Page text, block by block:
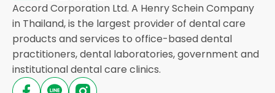
Accord Corporation Ltd. A Henry Schein Company
in Thailand, is the largest provider of dental care
products and services to office-based dental
practitioners, dental laboratories, government and
institutional dental care clinics.